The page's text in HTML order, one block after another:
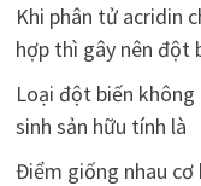
Khi phân tử acridin
hợp thì gây nên đột
Loại đột biến
sinh sản hữu tính là
Điểm giống nhau